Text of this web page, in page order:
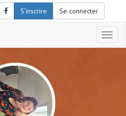
S'inscrire Se connecter
le